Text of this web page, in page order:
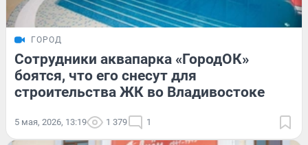
ГОРОД
Сотрудники аквапарка «ГородОК»
боятся, что его снесут для
строительства ЖК во Владивостоке
5 мая, 2026, 13:19 1 379 1